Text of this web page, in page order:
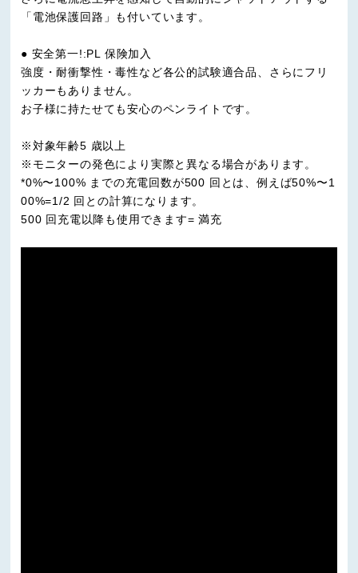
「電池保護回路」も付いています。
● 安全第一!:PL 保険加入
強度・耐衝撃性・毒性など各公的試験適合品、さらにフリ
ッカーもありません。
お子様に持たせても安心のペンライトです。
※対象年齢5 歳以上
※モニターの発色により実際と異なる場合があります。
*0%〜100% までの充電回数が500 回とは、例えば50%〜1
00%=1/2 回との計算になります。
500 回充電以降も使用できます= 満充